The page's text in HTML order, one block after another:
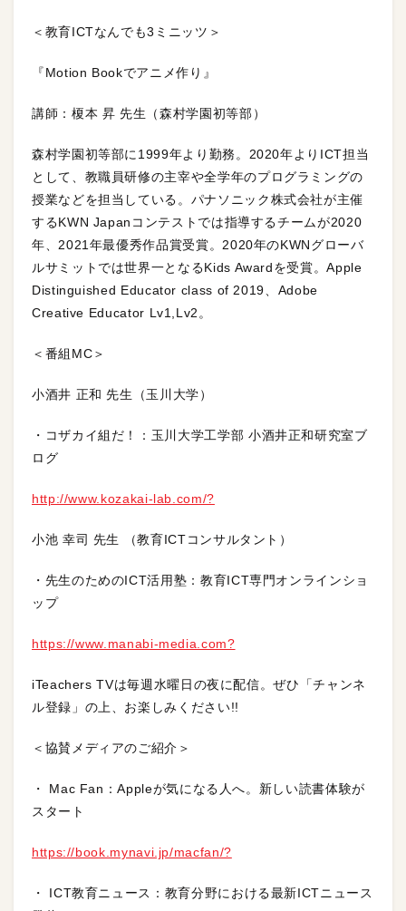
＜教育ICTなんでも3ミニッツ＞
『Motion Bookでアニメ作り』
講師：榎本 昇 先生（森村学園初等部）
森村学園初等部に1999年より勤務。2020年よりICT担当
として、教職員研修の主宰や全学年のプログラミングの
授業などを担当している。パナソニック株式会社が主催
するKWN Japanコンテストでは指導するチームが2020
年、2021年最優秀作品賞受賞。2020年のKWNグローバ
ルサミットでは世界一となるKids Awardを受賞。Apple
Distinguished Educator class of 2019、Adobe
Creative Educator Lv1,Lv2。
＜番組MC＞
小酒井 正和 先生（玉川大学）
・コザカイ組だ！：玉川大学工学部 小酒井正和研究室ブ
ログ
http://www.kozakai-lab.com/?
小池 幸司 先生 （教育ICTコンサルタント）
・先生のためのICT活用塾：教育ICT専門オンラインショ
ップ
https://www.manabi-media.com?
iTeachers TVは毎週水曜日の夜に配信。ぜひ「チャンネ
ル登録」の上、お楽しみください!!
＜協賛メディアのご紹介＞
・ Mac Fan：Appleが気になる人へ。新しい読書体験が
スタート
https://book.mynavi.jp/macfan/?
・ ICT教育ニュース：教育分野における最新ICTニュース